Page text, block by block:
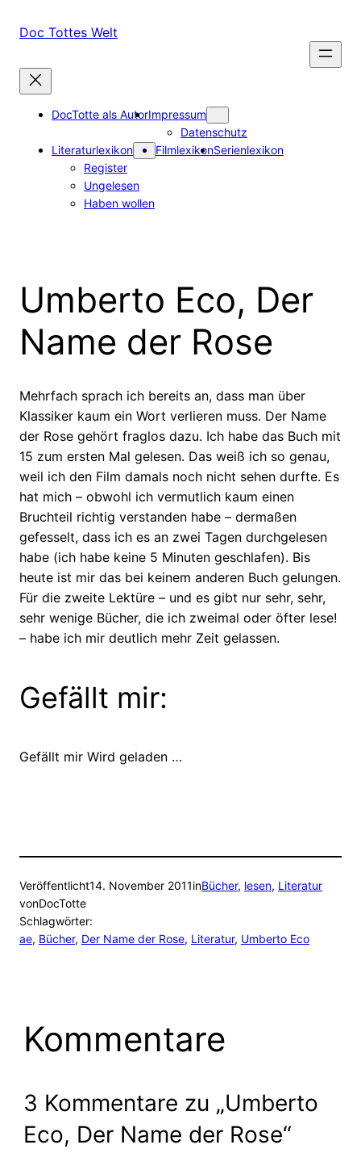
InhaltDoc Tottes Welt
DocTotte als AutorImpressum
Datenschutz
Literaturlexikon
Register
Ungelesen
Haben wollen
FilmlexikonSerienlexikon
Umberto Eco, Der
Name der Rose
Mehrfach sprach ich bereits an, dass man über
Klassiker kaum ein Wort verlieren muss. Der Name
der Rose gehört fraglos dazu. Ich habe das Buch mit
15 zum ersten Mal gelesen. Das weiß ich so genau,
weil ich den Film damals noch nicht sehen durfte. Es
hat mich – obwohl ich vermutlich kaum einen
Bruchteil richtig verstanden habe – dermaßen
gefesselt, dass ich es an zwei Tagen durchgelesen
habe (ich habe keine 5 Minuten geschlafen). Bis
heute ist mir das bei keinem anderen Buch gelungen.
Für die zweite Lektüre – und es gibt nur sehr, sehr,
sehr wenige Bücher, die ich zweimal oder öfter lese!
– habe ich mir deutlich mehr Zeit gelassen.
Gefällt mir:
Gefällt mir Wird geladen …
Veröffentlicht14. November 2011inBücher, lesen, Literatur
vonDocTotte
Schlagwörter:
ae, Bücher, Der Name der Rose, Literatur, Umberto Eco
Kommentare
3 Kommentare zu „Umberto
Eco, Der Name der Rose“